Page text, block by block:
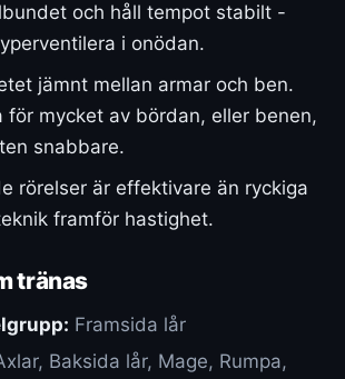
och håll tempot stabilt -
i onödan.
jämnt mellan armar och ben.
för mycket av bördan, eller benen,
snabbare.
rörelser är effektivare än ryckiga
framför hastighet.
tränas
Framsida lår
Baksida lår, Mage, Rumpa,